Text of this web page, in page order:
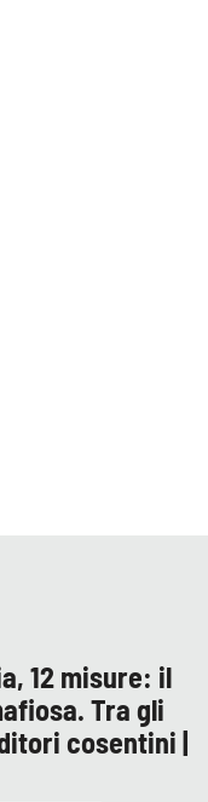
12 misure: il
Tra gli
cosentini |